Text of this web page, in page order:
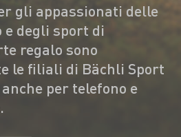
gli appassionati delle
degli sport di
regalo sono
le filiali di Bächli Sport
per telefono e